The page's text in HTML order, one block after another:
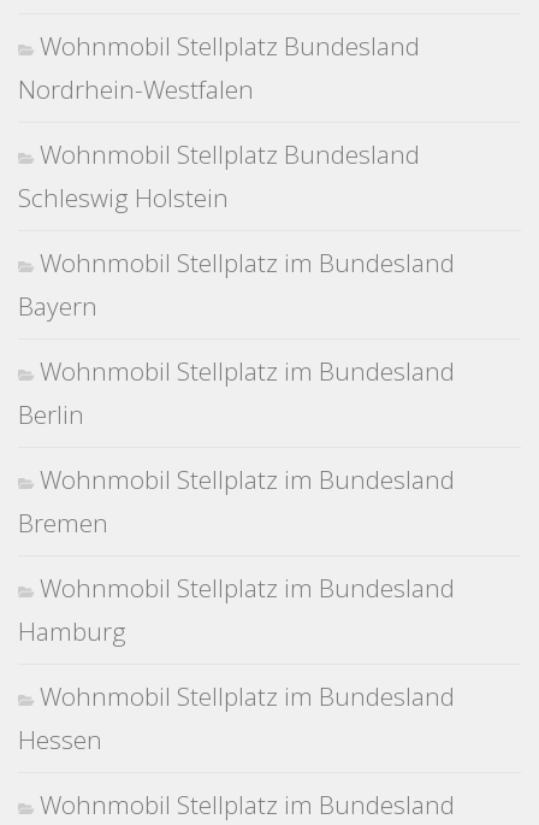
Wohnmobil Stellplatz Bundesland
Nordrhein-Westfalen
Wohnmobil Stellplatz Bundesland
Schleswig Holstein
Wohnmobil Stellplatz im Bundesland
Bayern
Wohnmobil Stellplatz im Bundesland
Berlin
Wohnmobil Stellplatz im Bundesland
Bremen
Wohnmobil Stellplatz im Bundesland
Hamburg
Wohnmobil Stellplatz im Bundesland
Hessen
Wohnmobil Stellplatz im Bundesland